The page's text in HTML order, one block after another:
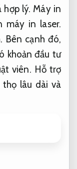
hợp lý. Máy in
máy in laser.
Bên cạnh đó,
khoản đầu tư
viên. Hỗ trợ
thọ lâu dài và